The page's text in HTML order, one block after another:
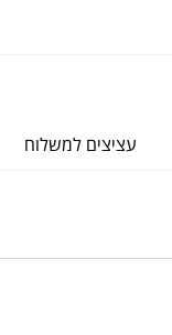
עציצים למשלוח